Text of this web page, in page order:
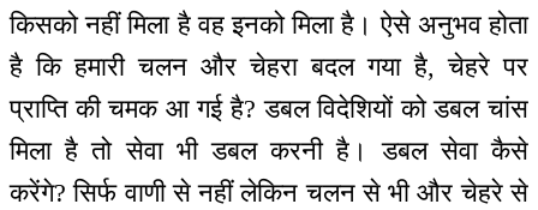
किसको नहीं मिला है वह इनको मिला है। ऐसे अनुभव होता
है कि हमारी चलन और चेहरा बदल गया है, चेहरे पर
प्राप्ति की चमक आ गई है? डबल विदेशियों को डबल चांस
मिला है तो सेवा भी डबल करनी है। डबल सेवा कैसे
करेंगे? सिर्फ वाणी से नहीं लेकिन चलन से भी और चेहरे से